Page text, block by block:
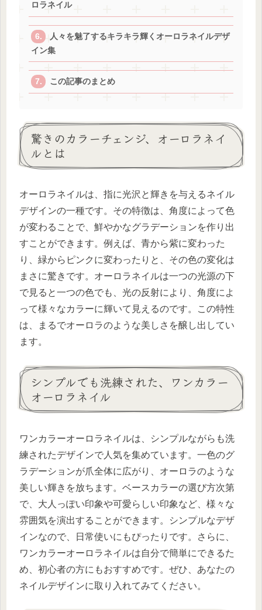
ロラネイル
人々を魅了するキラキラ輝くオーロラネイルデザ
イン集
この記事のまとめ
驚きのカラーチェンジ、オーロラネイ
ルとは
オーロラネイルは、指に光沢と輝きを与えるネイル
デザインの一種です。その特徴は、角度によって色
が変わることで、鮮やかなグラデーションを作り出
すことができます。例えば、青から紫に変わった
り、緑からピンクに変わったりと、その色の変化は
まさに驚きです。オーロラネイルは一つの光源の下
で見ると一つの色でも、光の反射により、角度によ
って様々なカラーに輝いて見えるのです。この特性
は、まるでオーロラのような美しさを醸し出してい
ます。
シンプルでも洗練された、ワンカラー
オーロラネイル
ワンカラーオーロラネイルは、シンプルながらも洗
練されたデザインで人気を集めています。一色のグ
ラデーションが爪全体に広がり、オーロラのような
美しい輝きを放ちます。ベースカラーの選び方次第
で、大人っぽい印象や可愛らしい印象など、様々な
雰囲気を演出することができます。シンプルなデザ
インなので、日常使いにもぴったりです。さらに、
ワンカラーオーロラネイルは自分で簡単にできるた
め、初心者の方にもおすすめです。ぜひ、あなたの
ネイルデザインに取り入れてみてください。